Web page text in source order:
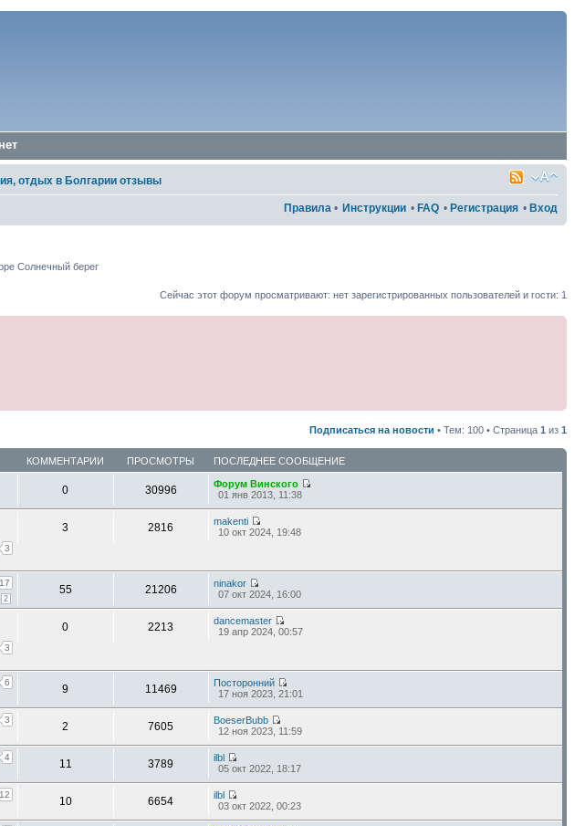
отдых в Болгарии отзывы
Правила • Инструкции • FAQ • Регистрация • Вход
Солнечный берег
Сейчас этот форум просматривают: нет зарегистрированных пользователей и гости: 1
Подписаться на новости • Тем: 100 • Страница 1 из 1
КОММЕНТАРИИ ПРОСМОТРЫ ПОСЛЕДНЕЕ СООБЩЕНИЕ
0 30996
Форум Винского
01 янв 2013, 11:38
3
3 2816
makenti
10 окт 2024, 19:48
17
2
55 21206
ninakor
07 окт 2024, 16:00
3
0 2213
dancemaster
19 апр 2024, 00:57
6
9 11469
Посторонний
17 ноя 2023, 21:01
3
2 7605
BoeserBubb
12 ноя 2023, 11:59
4
11 3789
ilbl
05 окт 2022, 18:17
12
10 6654
ilbl
03 окт 2022, 00:23